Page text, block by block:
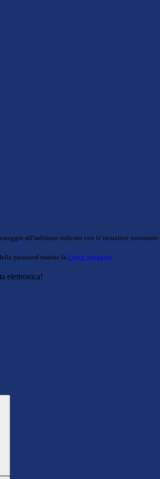
all'indirizzo indicato con le istruzioni necessarie.
password tramite la Login Spaggiari
elettronica!